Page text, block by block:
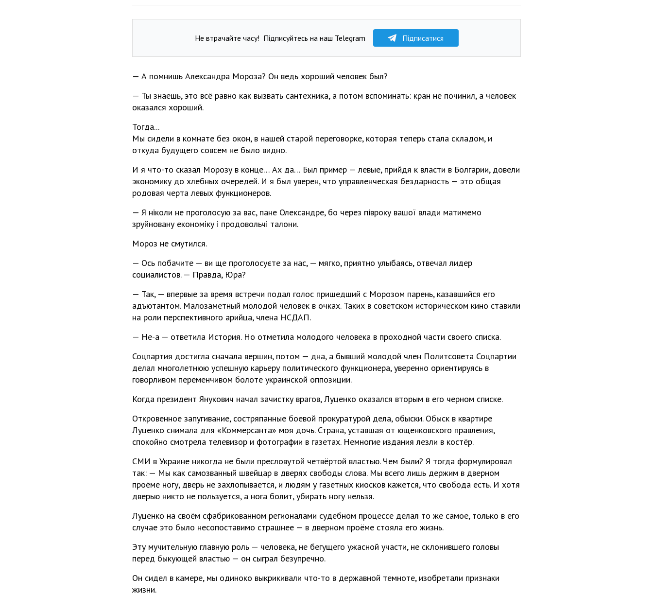
Не втрачайте часу! Підписуйтесь на наш Telegram Підписатися
— А помнишь Александра Мороза? Он ведь хороший человек был?
— Ты знаешь, это всё равно как вызвать сантехника, а потом вспоминать: кран не починил, а человек
оказался хороший.
Тогда...
Мы сидели в комнате без окон, в нашей старой переговорке, которая теперь стала складом, и
откуда будущего совсем не было видно.
И я что-то сказал Морозу в конце… Ах да… Был пример — левые, прийдя к власти в Болгарии, довели
экономику до хлебных очередей. И я был уверен, что управленческая бездарность — это общая
родовая черта левых функционеров.
— Я ніколи не проголосую за вас, пане Олександре, бо через півроку вашої влади матимемо
зруйновану економіку і продовольчі талони.
Мороз не смутился.
— Ось побачите — ви ще проголосуєте за нас, — мягко, приятно улыбаясь, отвечал лидер
социалистов. — Правда, Юра?
— Так, — впервые за время встречи подал голос пришедший с Морозом парень, казавшийся его
адъютантом. Малозаметный молодой человек в очках. Таких в советском историческом кино ставили
на роли перспективного арийца, члена НСДАП.
— Не-а — ответила История. Но отметила молодого человека в проходной части своего списка.
Соцпартия достигла сначала вершин, потом — дна, а бывший молодой член Политсовета Соцпартии
делал многолетнюю успешную карьеру политического функционера, уверенно ориентируясь в
говорливом переменчивом болоте украинской оппозиции.
Когда президент Янукович начал зачистку врагов, Луценко оказался вторым в его черном списке.
Откровенное запугивание, состряпанные боевой прокуратурой дела, обыски. Обыск в квартире
Луценко снимала для «Коммерсанта» моя дочь. Страна, уставшая от ющенковского правления,
спокойно смотрела телевизор и фотографии в газетах. Немногие издания лезли в костёр.
СМИ в Украине никогда не были пресловутой четвёртой властью. Чем были? Я тогда формулировал
так: — Мы как самозванный швейцар в дверях свободы слова. Мы всего лишь держим в дверном
проёме ногу, дверь не захлопывается, и людям у газетных киосков кажется, что свобода есть. И хотя
дверью никто не пользуется, а нога болит, убирать ногу нельзя.
Луценко на своём сфабрикованном регионалами судебном процессе делал то же самое, только в его
случае это было несопоставимо страшнее — в дверном проёме стояла его жизнь.
Эту мучительную главную роль — человека, не бегущего ужасной участи, не склонившего головы
перед быкующей властью — он сыграл безупречно.
Он сидел в камере, мы одиноко выкрикивали что-то в державной темноте, изобретали признаки
жизни.